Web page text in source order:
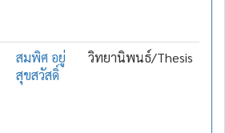
สมพิศ อยู่
สุขสวัสดิ์
วิทยานิพนธ์/Thesis